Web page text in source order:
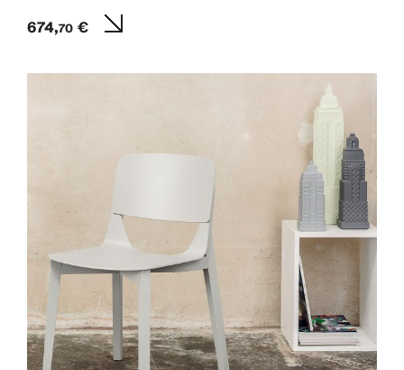
674,70€